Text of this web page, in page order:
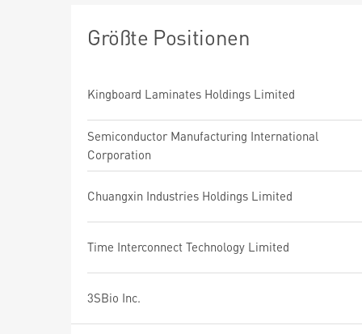
Größte Positionen
Kingboard Laminates Holdings Limited
Semiconductor Manufacturing International
Corporation
Chuangxin Industries Holdings Limited
Time Interconnect Technology Limited
3SBio Inc.